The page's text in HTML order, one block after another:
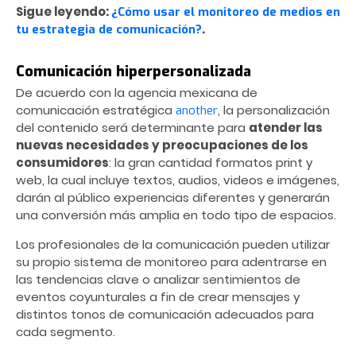
Sigue leyendo: ¿Cómo usar el monitoreo de medios en
tu estrategia de comunicación?.
Comunicación hiperpersonalizada
De acuerdo con la agencia mexicana de
comunicación estratégica another, la personalización
del contenido será determinante para atender las
nuevas necesidades y preocupaciones de los
consumidores: la gran cantidad formatos print y
web, la cual incluye textos, audios, videos e imágenes,
darán al público experiencias diferentes y generarán
una conversión más amplia en todo tipo de espacios.
Los profesionales de la comunicación pueden utilizar
su propio sistema de monitoreo para adentrarse en
las tendencias clave o analizar sentimientos de
eventos coyunturales a fin de crear mensajes y
distintos tonos de comunicación adecuados para
cada segmento.